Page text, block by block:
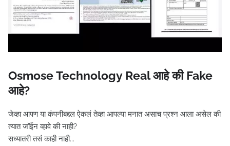
Osmose Technology Real आहे की Fake
आहे?
जेव्हा आपण या कंपनीबद्दल ऐकलं तेव्हा आपल्या मनात असाच प्रश्न आला असेल की
त्यात जॉईन व्हावे की नाही?
सध्यातरी तसं काही नाही...